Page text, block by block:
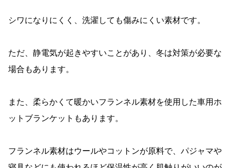
シワになりにくく、洗濯しても傷みにくい素材です。
ただ、静電気が起きやすいことがあり、冬は対策が必要な
場合もあります。
また、柔らかくて暖かいフランネル素材を使用した車用ホ
ットブランケットもあります。
フランネル素材はウールやコットンが原料で、パジャマや